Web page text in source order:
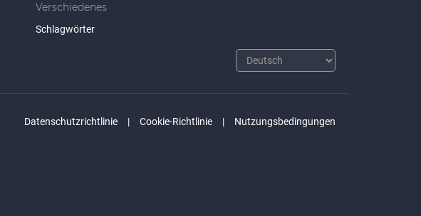
Verschiedenes
Schlagwörter
Datenschutzrichtlinie Cookie-Richtlinie Nutzungsbedingungen